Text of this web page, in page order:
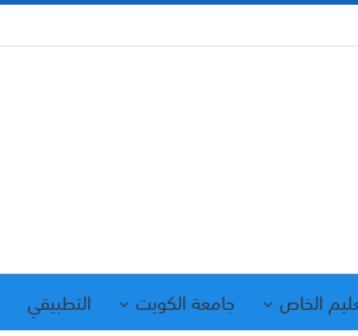
الخاص جامعة الكويت التطبيقي